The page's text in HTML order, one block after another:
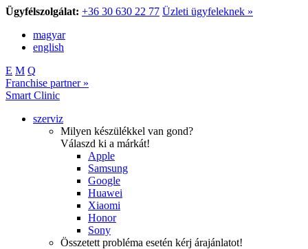
Ügyfélszolgálat: +36 30 630 22 77 Üzleti ügyfeleknek »
magyar
english
E M Q
Franchise partner »
Smart Clinic
szerviz
Milyen készülékkel van gond?
Válaszd ki a márkát!
Apple
Samsung
Google
Huawei
Xiaomi
Honor
Sony
Összetett probléma esetén kérj árajánlatot!